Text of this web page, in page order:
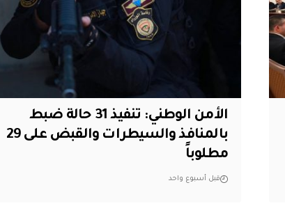
الأمن الوطني: تنفيذ 31 حالة ضبط
بالمنافذ والسيطرات والقبض على 29
مطلوباً
قبل أسبوع واحد